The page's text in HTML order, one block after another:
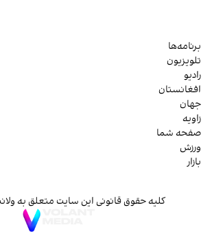
برنامه‌ها
تلویزیون
رادیو
افغانستان
جهان
زاویه
صفحه شما
ورزش
بازار
کلیه حقوق قانونی این سایت متعلق به